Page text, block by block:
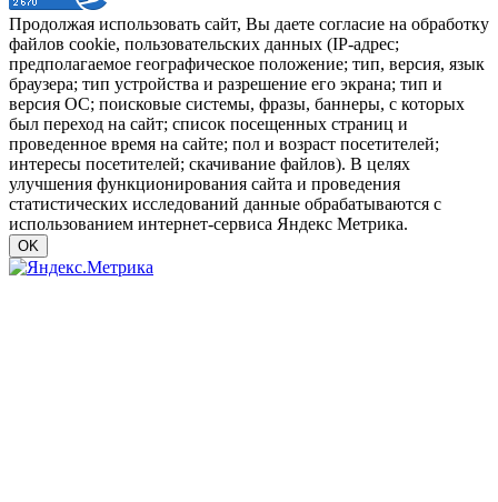
Продолжая использовать сайт, Вы даете согласие на обработку
файлов cookie, пользовательских данных (IP-адрес;
предполагаемое географическое положение; тип, версия, язык
браузера; тип устройства и разрешение его экрана; тип и
версия ОС; поисковые системы, фразы, баннеры, с которых
был переход на сайт; список посещенных страниц и
проведенное время на сайте; пол и возраст посетителей;
интересы посетителей; скачивание файлов). В целях
улучшения функционирования сайта и проведения
статистических исследований данные обрабатываются с
использованием интернет-сервиса Яндекс Метрика.
OK